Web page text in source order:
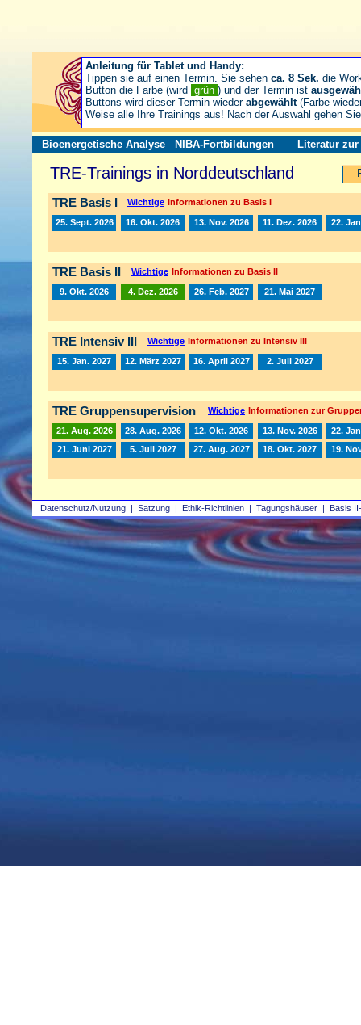
Datenschutz/Nutzung | Satzung | Ethik-Richtlinien | Tagungshäuser | Basis
Bioenergetische Analyse NIBA-Fortbildungen Literatur zur
TRE-Trainings in Norddeutschland
TRE Basis I Wichtige Informationen zu Basis I
25. Sept. 2026 16. Okt. 2026 13. Nov. 2026 11. Dez. 2026 22.
TRE Basis II Wichtige Informationen zu Basis II
9. Okt. 2026 4. Dez. 2026 26. Feb. 2027 21. Mai 2027
TRE Intensiv III Wichtige Informationen zu Intensiv III
15. Jan. 2027 12. März 2027 16. April 2027 2. Juli 2027
TRE Gruppensupervision Wichtige Informationen zur
21. Aug. 2026 28. Aug. 2026 12. Okt. 2026 13. Nov. 2026
22.
21. Juni 2027
5. Juli 2027 27. Aug. 2027 18. Okt. 2027 19.
Anleitung für Tablet und Handy:
Tippen sie auf einen Termin. Sie sehen ca. 8 Sek. die
Button die Farbe (wird grün ) und der Termin ist
Buttons wird dieser Termin wieder abgewählt(Farbe
Weise alle Ihre Trainings aus! Nach der Auswahl gehen